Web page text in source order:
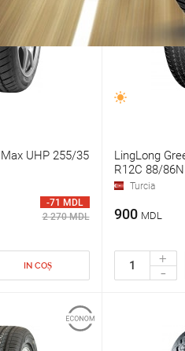
UHP 255/35
-71 MDL
2 270 MDL
IN COȘ
LingLong
R12C 88/86N
Turcia
900 MDL
+
-